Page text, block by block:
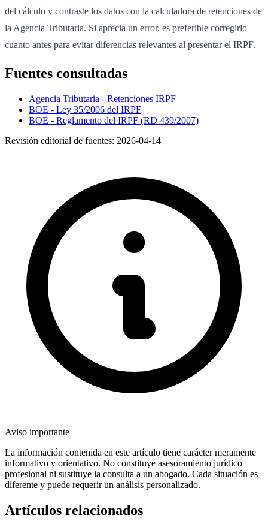
del cálculo y contraste los datos con la calculadora de retenciones de
la Agencia Tributaria. Si aprecia un error, es preferible corregirlo
cuanto antes para evitar diferencias relevantes al presentar el IRPF.
Fuentes consultadas
Agencia Tributaria - Retenciones IRPF
BOE - Ley 35/2006 del IRPF
BOE - Reglamento del IRPF (RD 439/2007)
Revisión editorial de fuentes: 2026-04-14
Aviso importante
La información contenida en este artículo tiene carácter meramente
informativo y orientativo. No constituye asesoramiento jurídico
profesional ni sustituye la consulta a un abogado. Cada situación es
diferente y puede requerir un análisis personalizado.
Artículos relacionados